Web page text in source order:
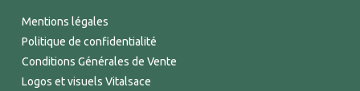
Mentions légales
Politique de confidentialité
Conditions Générales de Vente
Logos et visuels Vitalsace